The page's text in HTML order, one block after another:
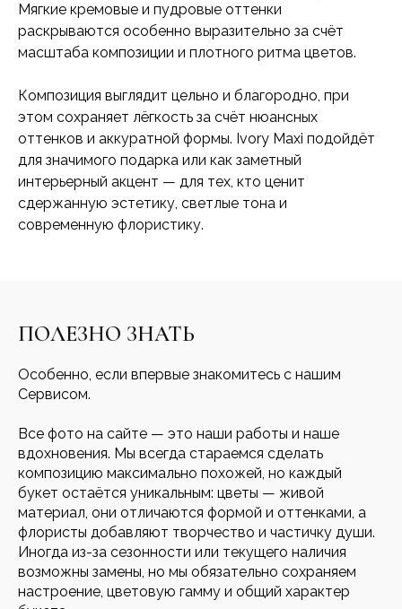
Мягкие кремовые и пудровые оттенки
раскрываются особенно выразительно за счёт
масштаба композиции и плотного ритма цветов.
Композиция выглядит цельно и благородно, при
этом сохраняет лёгкость за счёт нюансных
оттенков и аккуратной формы. Ivory Maxi подойдёт
для значимого подарка или как заметный
интерьерный акцент — для тех, кто ценит
сдержанную эстетику, светлые тона и
современную флористику.
ПОЛЕЗНО ЗНАТЬ
Особенно, если впервые знакомитесь с нашим
Сервисом.
Все фото на сайте — это наши работы и наше
вдохновения. Мы всегда стараемся сделать
композицию максимально похожей, но каждый
букет остаётся уникальным: цветы — живой
материал, они отличаются формой и оттенками, а
флористы добавляют творчество и частичку души.
Иногда из-за сезонности или текущего наличия
возможны замены, но мы обязательно сохраняем
настроение, цветовую гамму и общий характер